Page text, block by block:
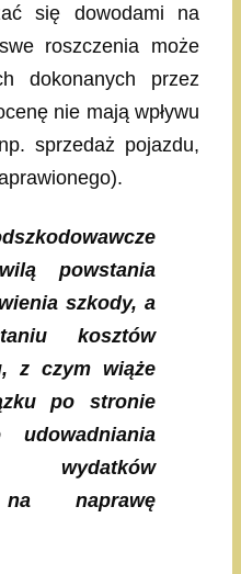
się dowodami na
roszczenia może
dokonanych przez
nie mają wpływu
sprzedaż pojazdu,
powstania
szkody, a
kosztów
z czym wiąże
po stronie
udowadniania
wydatków
na naprawę